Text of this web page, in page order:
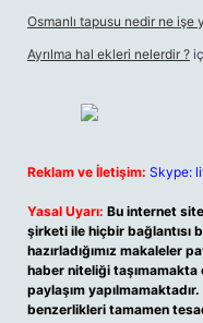
Osmanlı tapusu nedir ne işe
Ayrılma hal ekleri nelerdir ?
Reklam ve İletişim: Skype:
Yasal Uyarı: Bu internet
şirketi ile hiçbir bağlantısı
hazırladığımız makaleler
haber niteliği taşımamakta
paylaşım
benzerlikleri tamamen